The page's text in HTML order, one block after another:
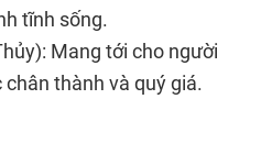
tĩnh sống.
Mang tới cho người
thành và quý giá.